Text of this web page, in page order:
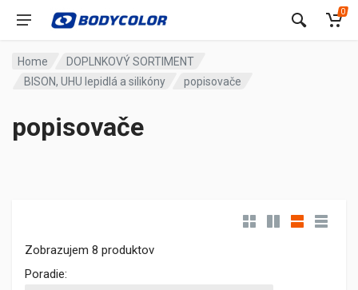
0
Home
DOPLNKOVÝ SORTIMENT
BISON, UHU lepidlá a silikóny
popisovače
popisovače
Zobrazujem 8 produktov
Poradie: